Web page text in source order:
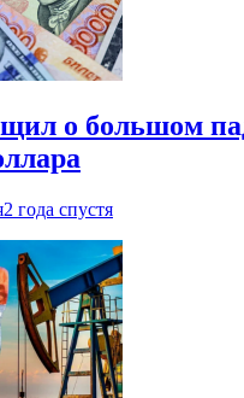
о большом
2 года спустя